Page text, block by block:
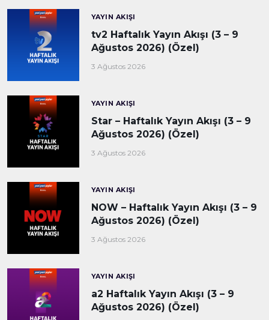
YAYIN AKIŞI
tv2 Haftalık Yayın Akışı (3 – 9
Ağustos 2026) (Özel)
3 Ağustos 2026
YAYIN AKIŞI
Star – Haftalık Yayın Akışı (3 – 9
Ağustos 2026) (Özel)
3 Ağustos 2026
YAYIN AKIŞI
NOW – Haftalık Yayın Akışı (3 – 9
Ağustos 2026) (Özel)
3 Ağustos 2026
YAYIN AKIŞI
a2 Haftalık Yayın Akışı (3 – 9
Ağustos 2026) (Özel)